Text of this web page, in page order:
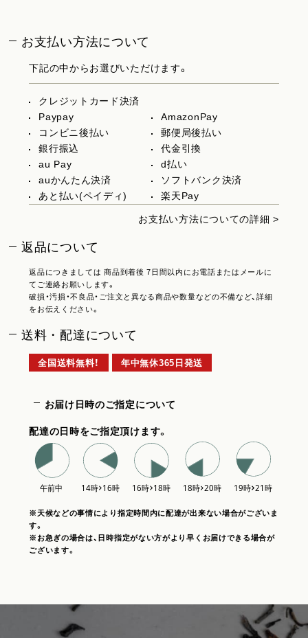
お支払い方法について
下記の中からお選びいただけます。
クレジットカード決済
Paypay
AmazonPay
コンビニ後払い
郵便局後払い
銀行振込
代金引換
au Pay
d払い
auかんたん決済
ソフトバンク決済
あと払い(ペイディ)
楽天Pay
お支払い方法についての詳細 >
返品について
返品につきましては 商品到着後 7日間以内にお電話またはメールに
てご連絡お願いします。
破損・汚損・不良品・ご注文と異なる商品や数量などの不備など、詳細
をお伝えください。
送料・配達について
全国送料無料！ 年中無休365日発送
お届け日時のご指定について
配達の日時をご指定頂けます。
※天候などの事情により指定時間内に配達が出来ない場合がございま
す。
※お急ぎの場合は、日時指定がない方がより早くお届けできる場合が
ございます。